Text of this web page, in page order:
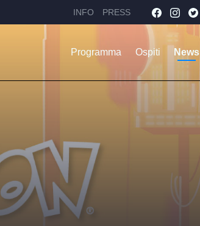
INFO PRESS
Programma Ospiti News